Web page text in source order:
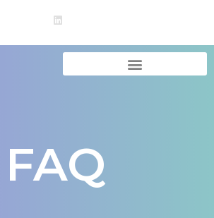
FAQ